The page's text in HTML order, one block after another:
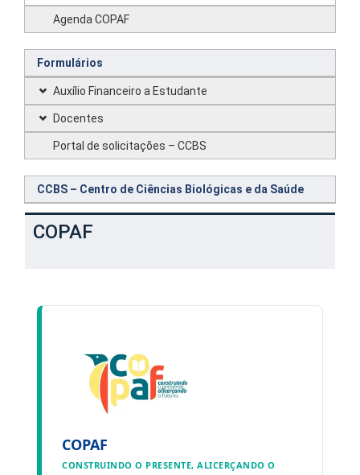
Agenda COPAF
Formulários
Auxílio Financeiro a Estudante
Docentes
Portal de solicitações – CCBS
CCBS – Centro de Ciências Biológicas e da Saúde
COPAF
COPAF
CONSTRUINDO O PRESENTE, ALICERÇANDO O